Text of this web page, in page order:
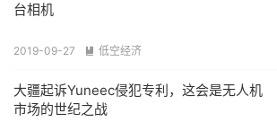
台相机
2019-09-27  低空经济
大疆起诉Yuneec侵犯专利，这会是无人机
市场的世纪之战